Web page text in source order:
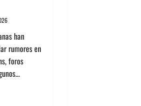
han
rumores en
foros